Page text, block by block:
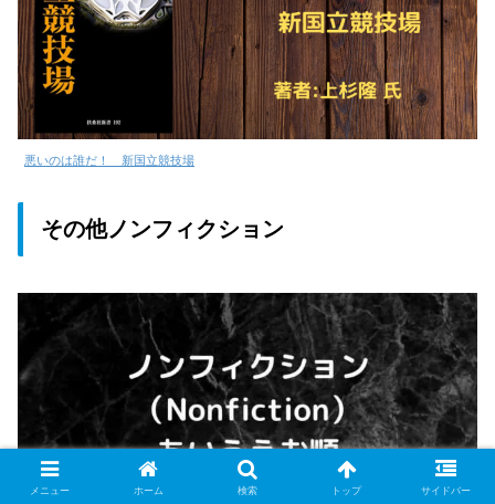
悪いのは誰だ！ 新国立競技場
その他ノンフィクション
メニュー ホーム 検索 トップ サイドバー